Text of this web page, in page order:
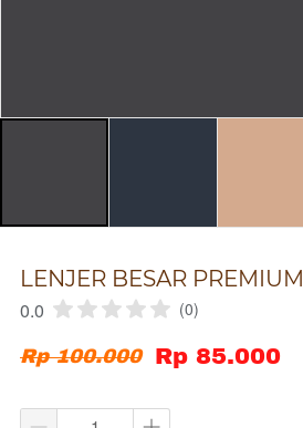
LENJER BESAR PREMIUM
0.0 (0)
Rp 100.000 Rp 85.000